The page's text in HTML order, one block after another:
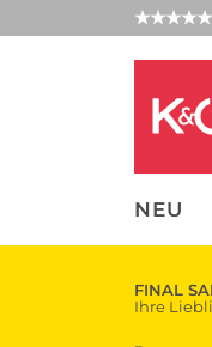
★★★★★
NEU
UNSERE APP
FINAL
Ihre